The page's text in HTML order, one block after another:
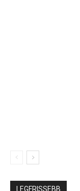
LEGFRISSEBB